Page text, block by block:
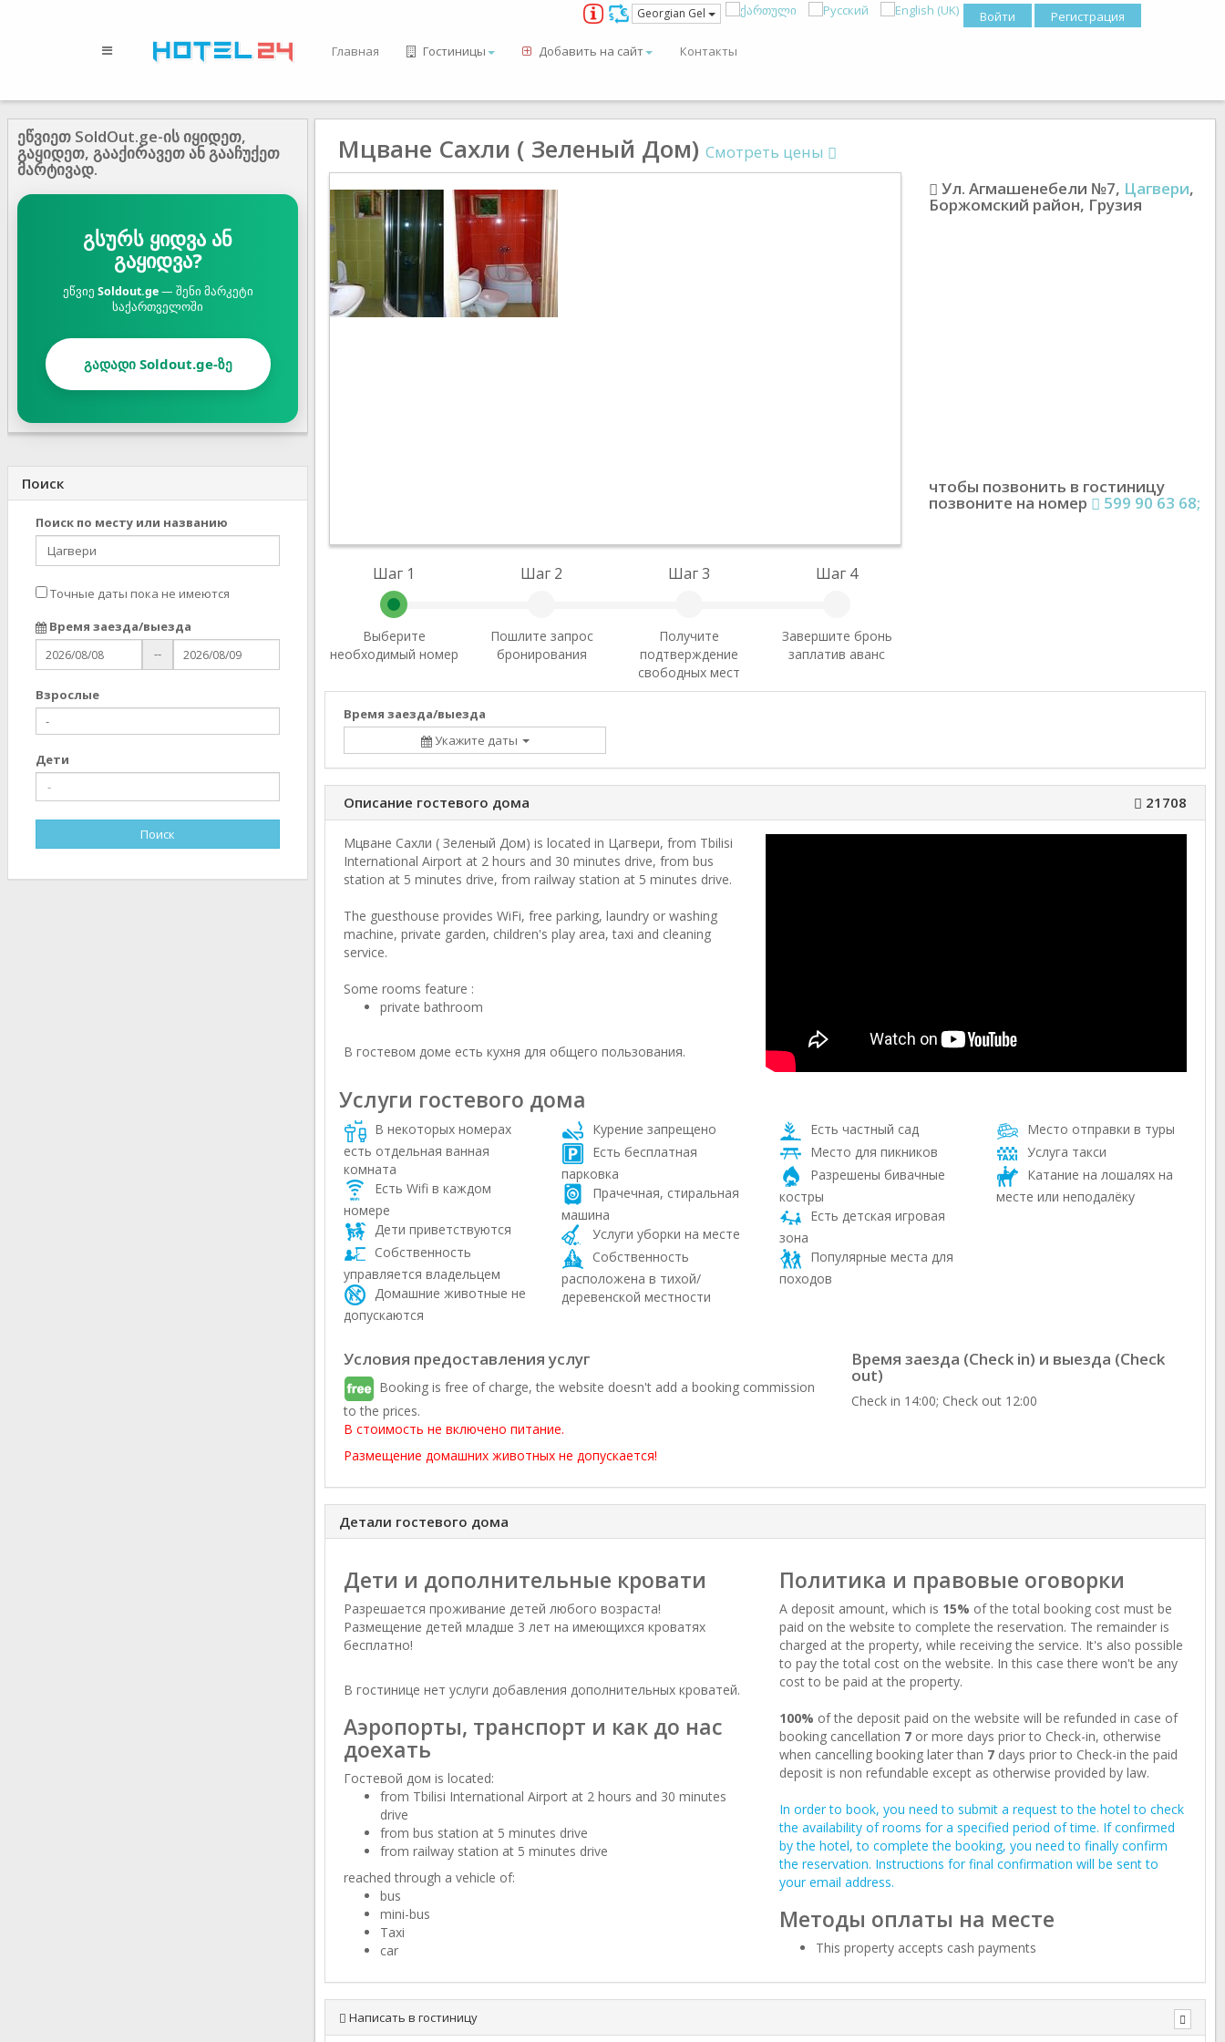
Войти Регистрация
Georgian Gel
Главная Гостиницы Добавить на сайт Контакты
ეწვიეთ SoldOut.ge-ის იყიდეთ,
გაყიდეთ, გააქირავეთ ან გააჩუქეთ
მარტივად.
გსურს ყიდვა ან
გაყიდვა?
ეწვიე Soldout.ge— შენი მარკეტი
საქართველოში
გადადი Soldout.ge-ზე
Поиск
Поиск по месту или названию
Точные даты пока не имеются
Время заезда/выезда
--
Взрослыe
Дети
Мцване Сахли ( Зеленый Дом) Смотреть цены
Ул. Агмашенебели №7, Цагвери,
Боржомский район, Грузия
чтобы позвонить в гостиницу
позвоните на номер 599 90 63 68;
Шаг 1
Выберите
необходимый номер
Шаг 2
Пошлите запрос
бронирования
Шаг 3
Получите
подтверждение
свободных мест
Шаг 4
Завершите бронь
заплатив аванс
Время заезда/выезда
Укажите даты
Описание гостевого дома 21708
Мцване Сахли ( Зеленый Дом) is located in Цагвери, from Tbilisi
International Airport at 2 hours and 30 minutes drive, from bus
station at 5 minutes drive, from railway station at 5 minutes drive.
The guesthouse provides WiFi, free parking, laundry or washing
machine, private garden, children's play area, taxi and cleaning
service.
Some rooms feature :
private bathroom
В гостевом доме есть кухня для общего пользования.
Услуги гостевого дома
В некоторых номерах
есть отдельная ванная
комната
Есть Wifi в каждом
номере
Дети приветствуются
Собственность
управляется владельцем
Домашние животные не
допускаются
Курение запрещено
Есть бесплатная
парковка
Прачечная, стиральная
машина
Услуги уборки на месте
Собственность
расположена в тихой/
деревенской местности
Есть частный сад
Место для пикников
Разрешены бивачные
костры
Есть детская игровая
зона
Популярные места для
походов
Место отправки в туры
Услуга такси
Катание на лошалях на
месте или неподалёку
Условия предоставления услуг
Booking is free of charge, the website doesn't add a booking commission
to the prices.
В стоимость не включено питание.
Размещение домашних животных не допускается!
Время заезда (Check in) и выезда (Check
out)
Check in 14:00; Check out 12:00
Детали гостевого дома
Дети и дополнительные кровати
Разрешается проживание детей любого возраста!
Размещение детей младше 3 лет на имеющихся кроватях
бесплатно!
В гостинице нет услуги добавления дополнительных кроватей.
Аэропорты, транспорт и как до нас
доехать
Гостевой дом is located:
from Tbilisi International Airport at 2 hours and 30 minutes
drive
from bus station at 5 minutes drive
from railway station at 5 minutes drive
reached through a vehicle of:
bus
mini-bus
Taxi
car
Политика и правовые оговорки
A deposit amount, which is 15% of the total booking cost must be
paid on the website to complete the reservation. The remainder is
charged at the property, while receiving the service. It's also possible
to pay the total cost on the website. In this case there won't be any
cost to be paid at the property.
100% of the deposit paid on the website will be refunded in case of
booking cancellation 7or more days prior to Check-in, otherwise
when cancelling booking later than 7days prior to Check-in the paid
deposit is non refundable except as otherwise provided by law.
In order to book, you need to submit a request to the hotel to check
the availability of rooms for a specified period of time. If confirmed
by the hotel, to complete the booking, you need to finally confirm
the reservation. Instructions for final confirmation will be sent to
your email address.
Методы оплаты на месте
This property accepts cash payments
Написать в гостиницу